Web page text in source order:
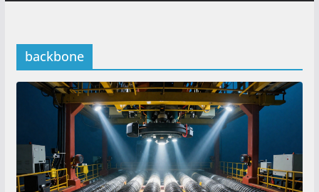
backbone